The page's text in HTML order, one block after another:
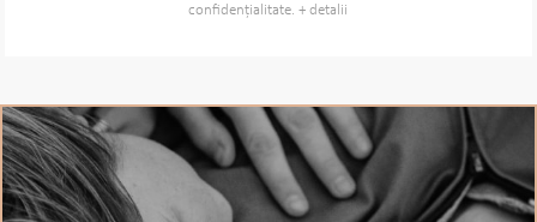
confidenţialitate.+ detalii